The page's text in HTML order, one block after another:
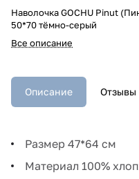
Наволочка GOCHU Pinut
50*70 тёмно-серый
Все описание
Описание Отзывы
Размер 47*64 см
Материал 100%